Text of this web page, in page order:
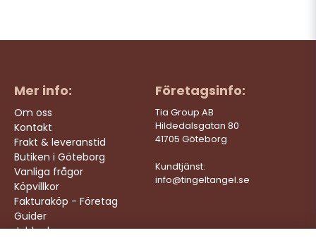
Mejladress
Ja, ni får publicera min fråga
Mer info:
Om oss
Kontakt
Frakt & leveranstid
Butiken i Göteborg
Vanliga frågor
Köpvillkor
Fakturaköp - Företag
Guider
Jobba hos oss
Företagsinfo:
Tia Group AB
Hildedalsgatan 80
41705 Göteborg
Kundtjänst:
info@tingeltangel.se